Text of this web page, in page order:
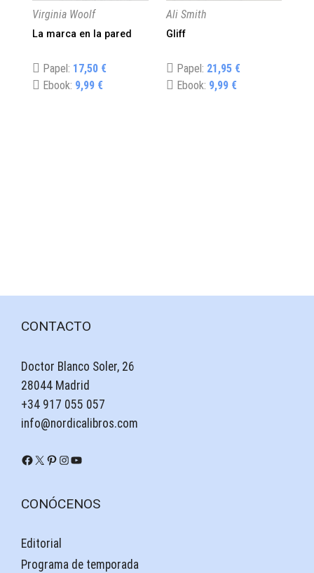
Virginia Woolf
La marca en la pared
Papel: 17,50 €
Ebook: 9,99 €
Ali Smith
Gliff
Papel: 21,95 €
Ebook: 9,99 €
CONTACTO
Doctor Blanco Soler, 26
28044 Madrid
+34 917 055 057
info@nordicalibros.com
Facebook
X Pinterest
Instagram
YouTube
CONÓCENOS
Editorial
Programa de temporada